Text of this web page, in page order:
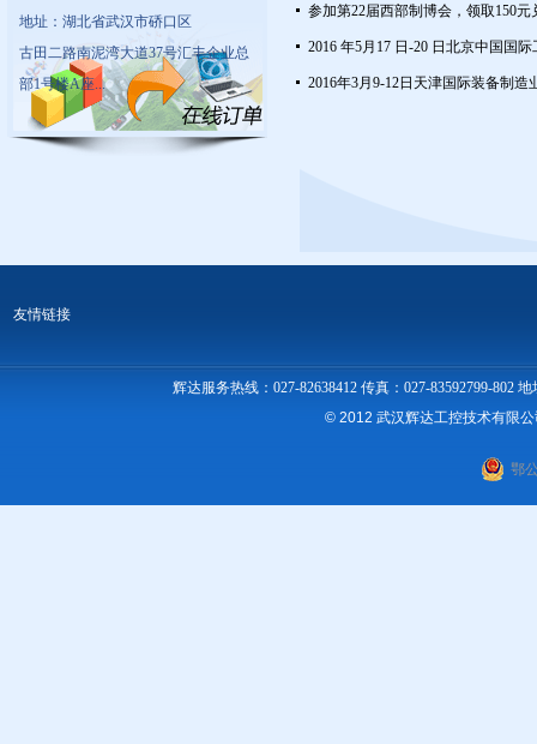
地址：湖北省武汉市硚口区
古田二路南泥湾大道37号汇丰企业总
部1号楼A座...
参加第22届西部制博会，领取150元
2016 年5月17 日-20 日北京中国国
2016年3月9-12日天津国际装备制造
友情链接
辉达服务热线：027-82638412 传真：027-83592799-
© 2012 武汉辉达工控技术有限
鄂